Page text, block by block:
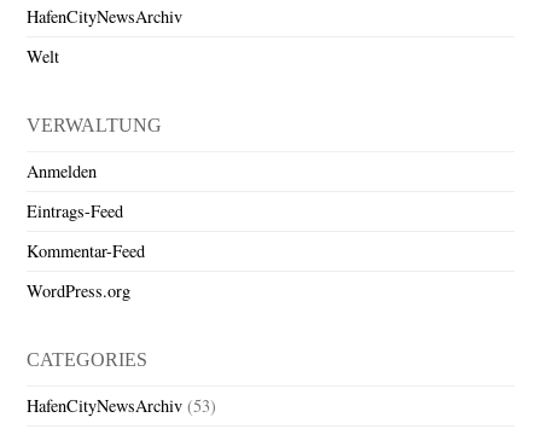
HafenCityNewsArchiv
Welt
VERWALTUNG
Anmelden
Eintrags-Feed
Kommentar-Feed
WordPress.org
CATEGORIES
HafenCityNewsArchiv (53)